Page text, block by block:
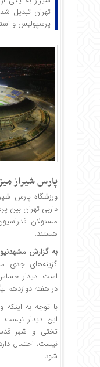
تهران تبدیل
پرسپولیس و
پارس شیراز
ورزشگاه پارس
داربی تهران بین
مسئولان
هستند.
به گزارش
گزینه‌های جدی
است. دیدار
در هفته دوازدهم
با توجه به اینکه
این دیدار
تختی و شهر قدس
نیست، احتمال
شود.